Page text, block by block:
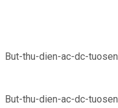
But-thu-dien-ac-dc-tuosen
But-thu-dien-ac-dc-tuosen